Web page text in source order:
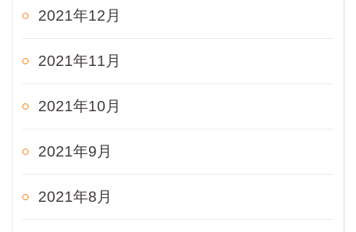
2021年12月
2021年11月
2021年10月
2021年9月
2021年8月